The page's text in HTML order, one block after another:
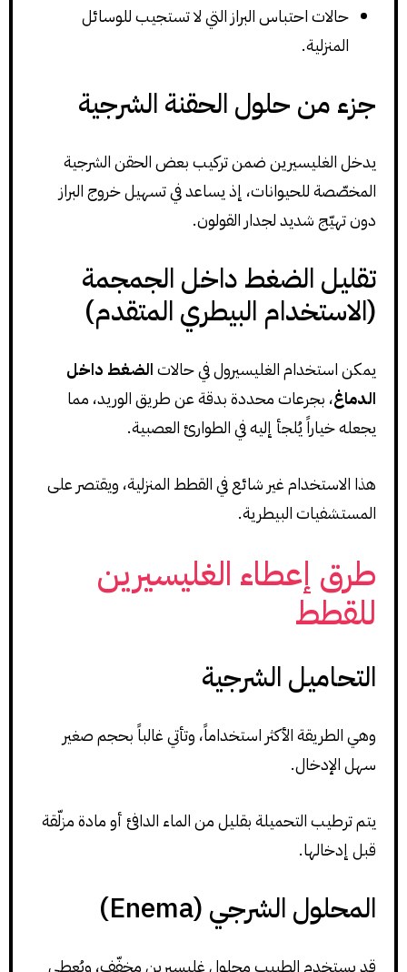
حالات احتباس البراز التي لا تستجيب للوسائل
المنزلية.
جزء من حلول الحقنة الشرجية
يدخل الغليسيرين ضمن تركيب بعض الحقن الشرجية
المخصّصة للحيوانات، إذ يساعد في تسهيل خروج البراز
دون تهيّج شديد لجدار القولون.
تقليل الضغط داخل الجمجمة
(الاستخدام البيطري المتقدم)
يمكن استخدام الغليسيرول في حالاتالضغط داخل
الدماغ، بجرعات محددة بدقة عن طريق الوريد، مما
يجعله خياراً يُلجأ إليه في الطوارئ العصبية.
هذا الاستخدام غير شائع في القطط المنزلية، ويقتصر على
المستشفيات البيطرية.
طرق إعطاء الغليسيرين
للقطط
التحاميل الشرجية
وهي الطريقة الأكثر استخداماً، وتأتي غالباً بحجم صغير
سهل الإدخال.
يتم ترطيب التحميلة بقليل من الماء الدافئ أو مادة مزلّقة
قبل إدخالها.
المحلول الشرجي (Enema)
قد يستخدم الطبيب محلول غليسيرين مخفّف، ويُعطى